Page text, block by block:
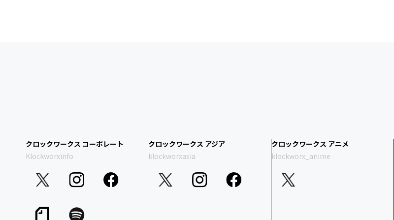
クロックワークス コーポレート
Klockworxinfo
クロックワークス アジア
klockworxasia
クロックワークス アニメ
klockworx_anime